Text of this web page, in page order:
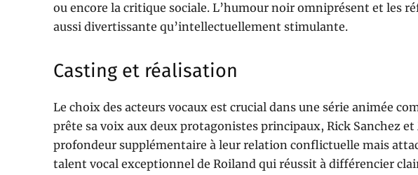
ou encore la critique sociale. L’humour noir omniprésent et les
aussi divertissante qu’intellectuellement stimulante.
Casting et réalisation
Le choix des acteurs vocaux est crucial dans une série animée
prête sa voix aux deux protagonistes principaux, Rick Sanchez
profondeur supplémentaire à leur relation conflictuelle mais
talent vocal exceptionnel de Roiland qui réussit à différencier